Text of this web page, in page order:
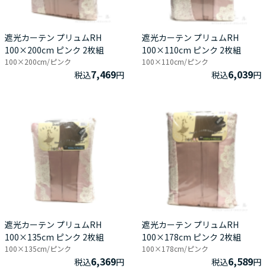
遮光カーテン プリュムRH
100×200cm ピンク 2枚組
100×200cm/ピンク
税込7,469円
遮光カーテン プリュムRH
100×110cm ピンク 2枚組
100×110cm/ピンク
税込6,039円
遮光カーテン プリュムRH
100×135cm ピンク 2枚組
100×135cm/ピンク
税込6,369円
遮光カーテン プリュムRH
100×178cm ピンク 2枚組
100×178cm/ピンク
税込6,589円